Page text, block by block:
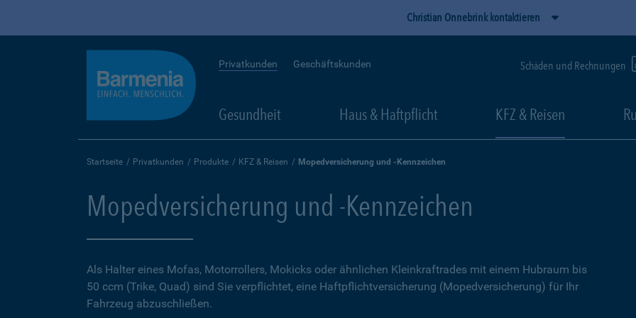
Christian Onnebrink kontaktieren
Privatkunden Geschäftskunden Schäden und Rechnungen
Gesundheit Haus & Haftpflicht KFZ & Reisen
Startseite Privatkunden Produkte KFZ & Reisen Mopedversicherung und -Kennzeichen
Mopedversicherung und -Kennzeichen
Als Halter eines Mofas, Motorrollers, Mokicks oder ähnlichen Kleinkraftrades mit einem Hubraum bis
50 ccm (Trike, Quad) sind Sie verpflichtet, eine Haftpflichtversicherung (Mopedversicherung) für Ihr
Fahrzeug abzuschließen.